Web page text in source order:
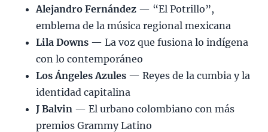
Alejandro Fernández — “El Potrillo”,
emblema de la música regional mexicana
Lila Downs — La voz que fusiona lo indígena
con lo contemporáneo
Los Ángeles Azules — Reyes de la cumbia y la
identidad capitalina
J Balvin — El urbano colombiano con más
premios Grammy Latino